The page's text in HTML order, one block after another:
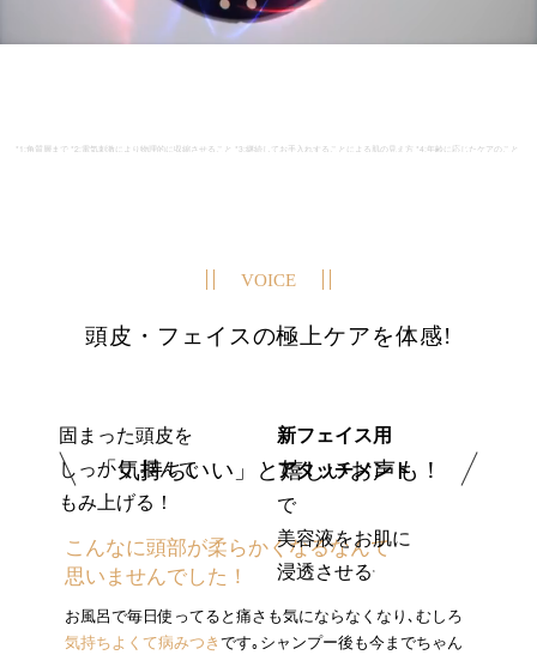
*1:角質層まで *2:電気刺激により物理的に収縮させること *3:継続してお手入れすることによる肌の見え方 *4:年齢に応じたケアのこと
VOICE
頭皮・フェイスの極上ケアを体感!
固まった頭皮を
しっかり掴んで
もみ上げる！
新フェイス用
アタッチメント
で
美容液をお肌に
浸透させる *
「気持ちいい」と嬉しいお声も！
こんなに頭部が柔らかくなるなんて
思いませんでした！
お風呂で毎日使ってると痛さも気にならなくなり､むしろ
気持ちよくて病みつきです｡シャンプー後も今までちゃん